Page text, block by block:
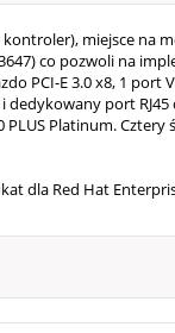
kontroler), miejsce na
co pozwoli na
PCI-E 3.0 x8, 1 port
dedykowany port
Platinum.
dla Red Hat